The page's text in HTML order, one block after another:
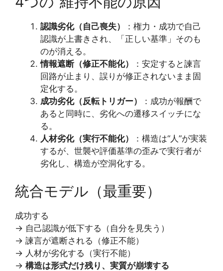
認識劣化（自己喪失）
：権力・成功で自己
認識が上書きされ、「正しい基準」そのも
のが消える。
情報遮断（修正不能化）
：安定すると諫言
回路が止まり、誤りが修正されないまま固
定化する。
成功劣化（反転トリガー）
：成功が報酬で
あると同時に、劣化への遷移スイッチにな
る。
人材劣化（実行不能化）
：構造は“人”が実装
するが、世襲や評価基準の歪みで実行者が
劣化し、構造が空洞化する。
統合モデル（最重要）
成功する
→ 自己認識が低下する（自分を見失う）
→ 諫言が遮断される（修正不能）
→ 人材が劣化する（実行不能）
→ 構造は形式だけ残り、実質が崩壊する